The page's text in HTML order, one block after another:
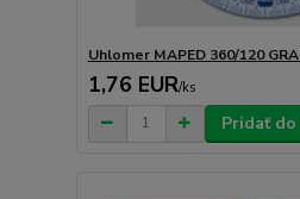
Uhlomer MAPED 360/120
1,76 EUR/ks
Pridať